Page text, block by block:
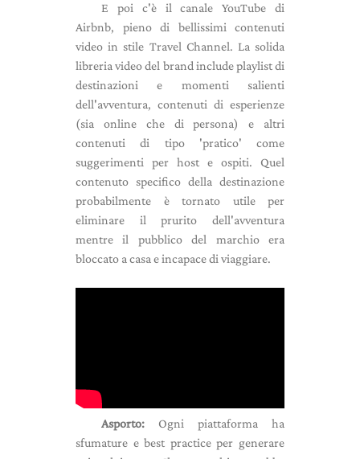
E poi c'è il canale YouTube di
Airbnb, pieno di bellissimi contenuti
video in stile Travel Channel. La solida
libreria video del brand include playlist di
destinazioni e momenti salienti
dell'avventura, contenuti di esperienze
(sia online che di persona) e altri
contenuti di tipo 'pratico' come
suggerimenti per host e ospiti. Quel
contenuto specifico della destinazione
probabilmente è tornato utile per
eliminare il prurito dell'avventura
mentre il pubblico del marchio era
bloccato a casa e incapace di viaggiare.
Asporto: Ogni piattaforma ha
sfumature e best practice per generare